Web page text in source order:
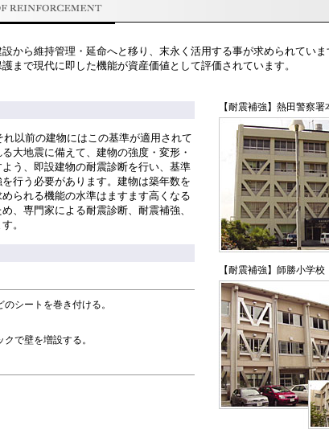
から維持管理・延命へと移り、末永く活用する事が求められていま
まで現代に即した機能が資産価値として評価されています。
以前の建物にはこの基準が適用されて
大地震に備えて、建物の強度・変形・
う、即設建物の耐震診断を行い、基準
行う必要があります。建物は築年数を
られる機能の水準はますます高くなる
、専門家による耐震診断、耐震補強、
。
シートを巻き付ける。
で壁を増設する。
【耐震補強】熱田警察署
【耐震補強】師勝小学校